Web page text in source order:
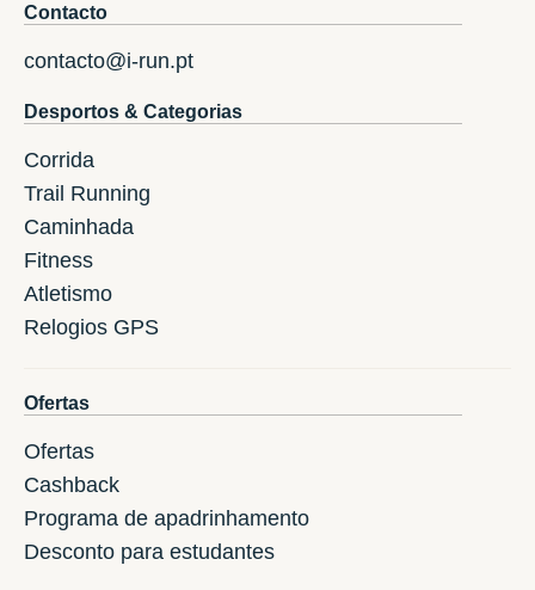
Contacto
contacto@i-run.pt
Desportos & Categorias
Corrida
Trail Running
Caminhada
Fitness
Atletismo
Relogios GPS
Ofertas
Ofertas
Cashback
Programa de apadrinhamento
Desconto para estudantes